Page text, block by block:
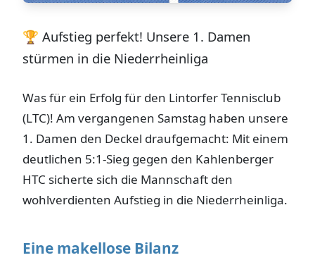
🏆 Aufstieg perfekt! Unsere 1. Damen
stürmen in die Niederrheinliga
Was für ein Erfolg für den Lintorfer Tennisclub
(LTC)! Am vergangenen Samstag haben unsere
1. Damen den Deckel draufgemacht: Mit einem
deutlichen 5:1-Sieg gegen den Kahlenberger
HTC sicherte sich die Mannschaft den
wohlverdienten Aufstieg in die Niederrheinliga.
Eine makellose Bilanz